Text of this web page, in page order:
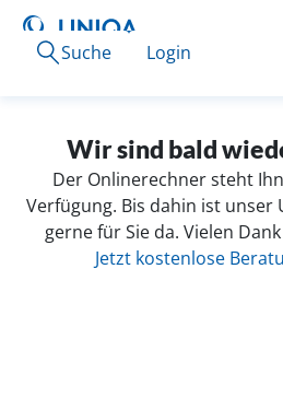
Suche Login
Wir sind bald
Der Onlinerechner steht
Verfügung. Bis dahin ist unser
gerne für Sie da. Vielen
Jetzt kostenlose